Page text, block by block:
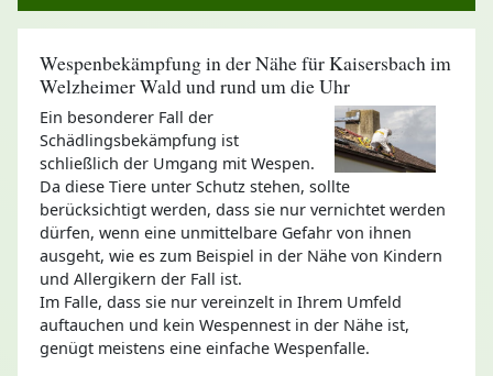
Wespenbekämpfung in der Nähe für Kaisersbach im
Welzheimer Wald und rund um die Uhr
Ein besonderer Fall der
Schädlingsbekämpfung ist
schließlich der Umgang mit Wespen.
Da diese Tiere unter Schutz stehen, sollte
berücksichtigt werden, dass sie nur vernichtet werden
dürfen, wenn eine unmittelbare Gefahr von ihnen
ausgeht, wie es zum Beispiel in der Nähe von Kindern
und Allergikern der Fall ist.
Im Falle, dass sie nur vereinzelt in Ihrem Umfeld
auftauchen und kein Wespennest in der Nähe ist,
genügt meistens eine einfache Wespenfalle.